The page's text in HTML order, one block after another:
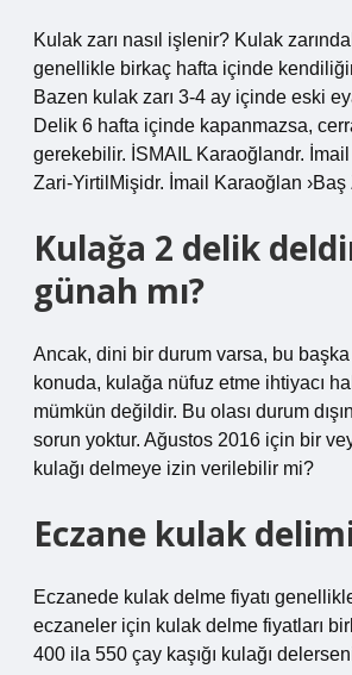
Kulak zarı nasıl işlenir? Kulak
genellikle birkaç hafta içinde
Bazen kulak zarı 3-4 ay içinde eski
Delik 6 hafta içinde kapanmazsa,
gerekebilir. İSMAIL Karaoğlandr.
Zari-YirtilMişidr. İmail Karaoğlan ›Baş
Kulağa 2 delik
günah mı?
Ancak, dini bir durum varsa, bu
konuda, kulağa nüfuz etme ihtiyacı
mümkün değildir. Bu olası durum
sorun yoktur. Ağustos 2016 için bir
kulağı delmeye izin verilebilir mi?
Eczane kulak
Eczanede kulak delme fiyatı
eczaneler için kulak delme fiyatları
400 ila 550 çay kaşığı kulağı